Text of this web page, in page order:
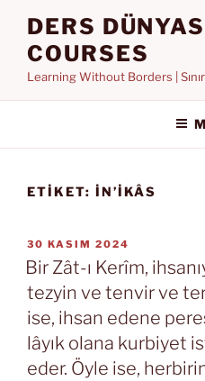
DERS
COURSES
Learning Without Borders |
ETIKET: IN’IKÂS
YAYIM
TARIHI
30 KASIM 2024
Bir Zât-ı Kerîm,
tezyin ve tenvir ve
ise, ihsan edene
lâyık olana kurbiyet
eder. Öyle ise,